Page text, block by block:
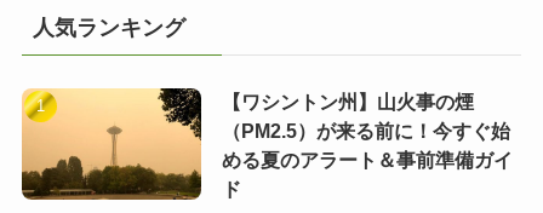
人気ランキング
【ワシントン州】山火事の煙
（PM2.5）が来る前に！今すぐ始
める夏のアラート＆事前準備ガイ
ド